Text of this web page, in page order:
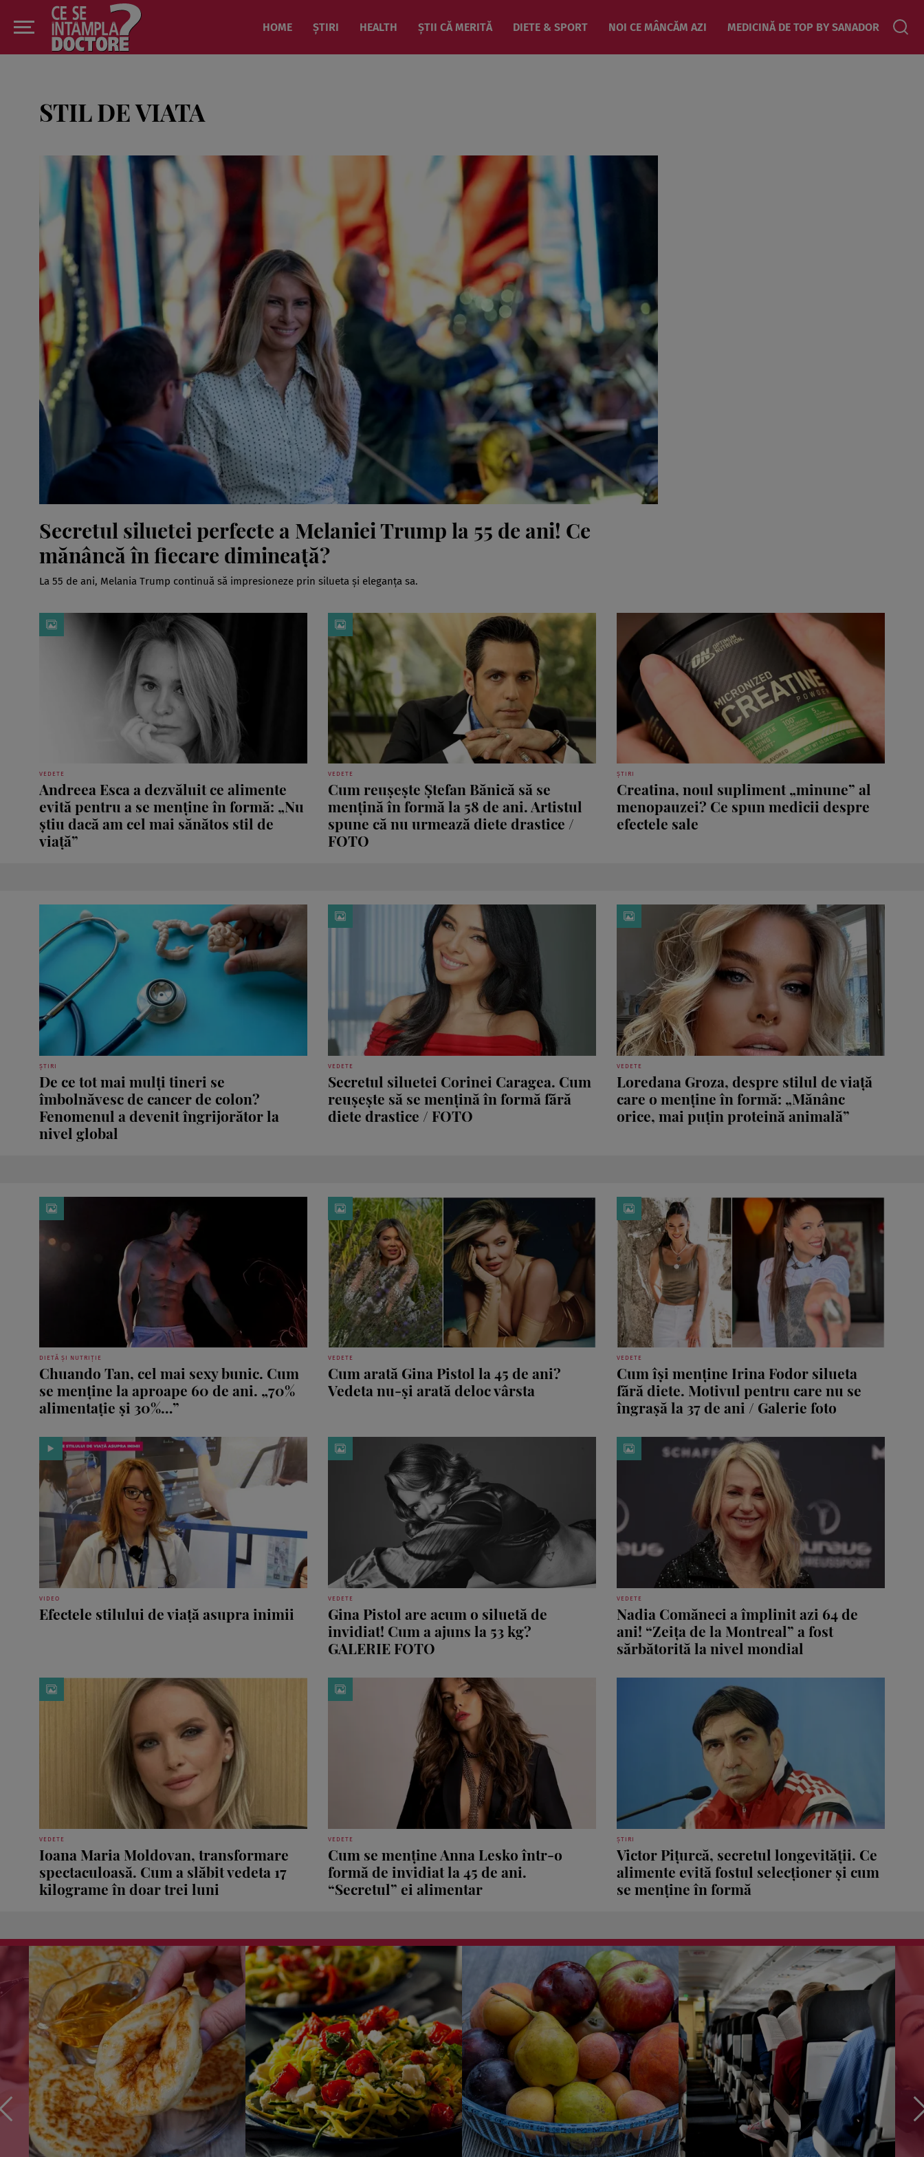
HOME ȘTIRI HEALTH ȘTII CĂ MERITĂ DIETE & SPORT NOI CE MÂNCĂM AZI MEDICINĂ DE TOP BY SANADOR
STIL DE VIATA
Secretul siluetei perfecte a Melaniei Trump la 55 de ani! Ce
mănâncă în fiecare dimineață?
La 55 de ani, Melania Trump continuă să impresioneze prin silueta și eleganța sa.
VEDETE
Andreea Esca a dezvăluit ce alimente
evită pentru a se menține în formă: „Nu
știu dacă am cel mai sănătos stil de
viață”
VEDETE
Cum reușește Ștefan Bănică să se
mențină în formă la 58 de ani. Artistul
spune că nu urmează diete drastice /
FOTO
ȘTIRI
Creatina, noul supliment „minune” al
menopauzei? Ce spun medicii despre
efectele sale
ȘTIRI
De ce tot mai mulți tineri se
îmbolnăvesc de cancer de colon?
Fenomenul a devenit îngrijorător la
nivel global
VEDETE
Secretul siluetei Corinei Caragea. Cum
reușește să se mențină în formă fără
diete drastice / FOTO
VEDETE
Loredana Groza, despre stilul de viață
care o menține în formă: „Mănânc
orice, mai puțin proteină animală”
DIETĂ ȘI NUTRIȚIE
Chuando Tan, cel mai sexy bunic. Cum
se menține la aproape 60 de ani. „70%
alimentație și 30%…”
VEDETE
Cum arată Gina Pistol la 45 de ani?
Vedeta nu-și arată deloc vârsta
VEDETE
Cum își menține Irina Fodor silueta
fără diete. Motivul pentru care nu se
îngrașă la 37 de ani / Galerie foto
VIDEO
Efectele stilului de viață asupra inimii
VEDETE
Gina Pistol are acum o siluetă de
invidiat! Cum a ajuns la 53 kg?
GALERIE FOTO
VEDETE
Nadia Comăneci a împlinit azi 64 de
ani! “Zeița de la Montreal” a fost
sărbătorită la nivel mondial
VEDETE
Ioana Maria Moldovan, transformare
spectaculoasă. Cum a slăbit vedeta 17
kilograme în doar trei luni
VEDETE
Cum se menține Anna Lesko într-o
formă de invidiat la 45 de ani.
“Secretul” ei alimentar
ȘTIRI
Victor Pițurcă, secretul longevității. Ce
alimente evită fostul selecționer și cum
se menține în formă